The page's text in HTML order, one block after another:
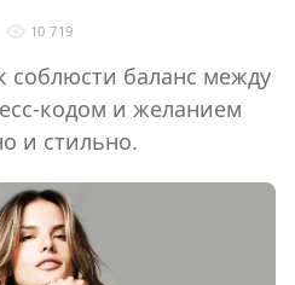
10 719
соблюсти баланс между
кодом и желанием
и стильно.